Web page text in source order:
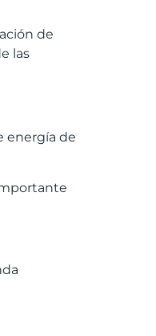
de
las
energía de